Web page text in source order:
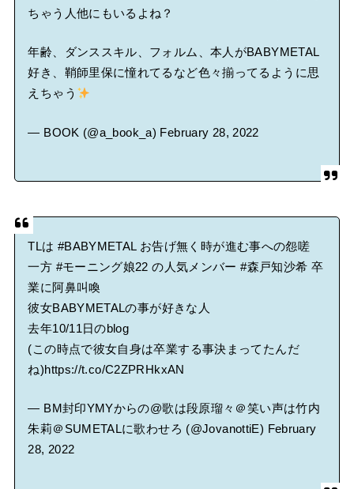
ちゃう人他にもいるよね？
年齢、ダンススキル、フォルム、本人がBABYMETAL
好き、鞘師里保に憧れてるなど色々揃ってるように思
えちゃう
— BOOK (@a_book_a) February 28, 2022
TLは #BABYMETALお告げ無く時が進む事への怨嗟
一方 #モーニング娘22 の人気メンバー#森戸知沙希 卒
業に阿鼻叫喚
彼女BABYMETALの事が好きな人
去年10/11日のblog
(この時点で彼女自身は卒業する事決まってたんだ
ね)https://t.co/C2ZPRHkxAN
— BM封印YMYからの@歌は段原瑠々＠笑い声は竹内
朱莉＠SUMETALに歌わせろ (@JovanottiE) February
28, 2022